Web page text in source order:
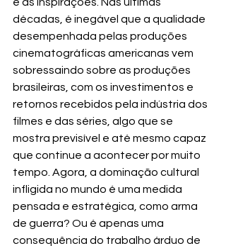
décadas, é inegável que a qualidade
desempenhada pelas produções
cinematográficas americanas vem
sobressaindo sobre as produções
brasileiras, com os investimentos e
retornos recebidos pela indústria dos
filmes e das séries, algo que se
mostra previsível e até mesmo capaz
que continue a acontecer por muito
tempo. Agora, a dominação cultural
infligida no mundo é uma medida
pensada e estratégica, como arma
de guerra? Ou é apenas uma
consequência do trabalho árduo de